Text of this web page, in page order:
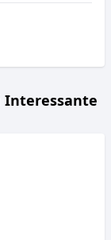
Interessante